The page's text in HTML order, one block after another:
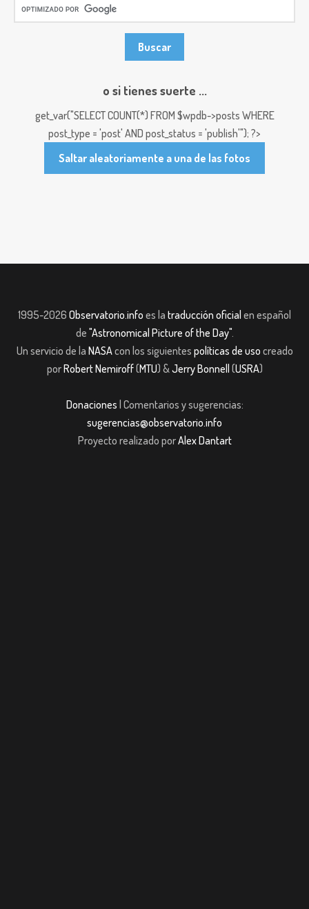
o si tienes suerte ...
get_var("SELECT COUNT(*) FROM $wpdb->posts WHERE
post_type = 'post' AND post_status = 'publish'"); ?>
Saltar aleatoriamente a una de las fotos
1995-2026 Observatorio.info es la traducción oficial en español
de "Astronomical Picture of the Day".
Un servicio de la NASAcon los siguientes políticas de uso creado
porRobert Nemiroff(MTU) &Jerry Bonnell (USRA)
Donaciones | Comentarios y sugerencias:
sugerencias@observatorio.info
Proyecto realizado porAlex Dantart